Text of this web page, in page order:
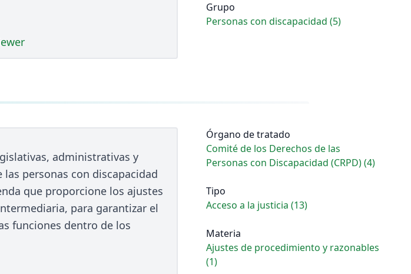
Grupo
Personas con discapacidad (5)
administrativas y
personas con discapacidad
que proporcione los ajustes
para garantizar el
funciones dentro de los
Órgano de tratado
Comité de los Derechos de las
Personas con Discapacidad (CRPD) (4)
Tipo
Acceso a la justicia (13)
Materia
Ajustes de procedimiento y razonables
(1)